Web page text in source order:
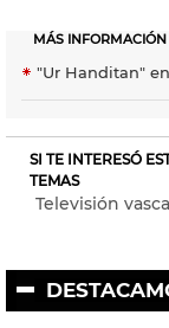
MÁS INFORMACIÓN
"Ur Handitan"
SI TE INTERESÓ
TEMAS
Televisión vasca